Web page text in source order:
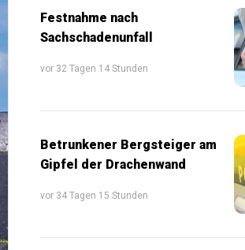
Festnahme nach
Sachschadenunfall
vor 32 Tagen 14 Stunden
Betrunkener Bergsteiger am
Gipfel der Drachenwand
vor 34 Tagen 15 Stunden